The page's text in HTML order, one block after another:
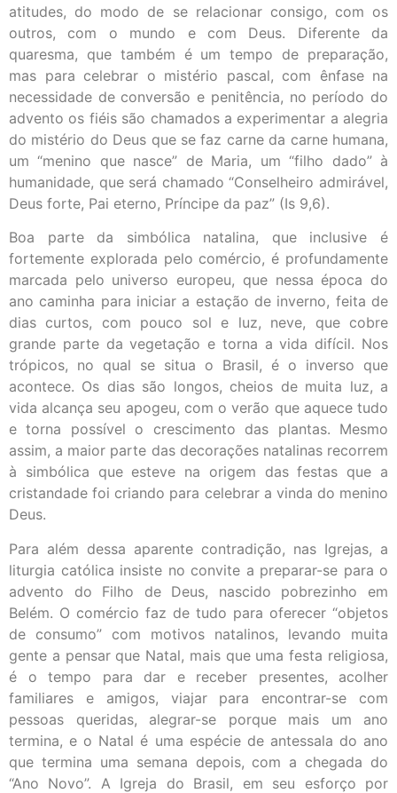
atitudes, do modo de se relacionar consigo, com os
outros, com o mundo e com Deus. Diferente da
quaresma, que também é um tempo de preparação,
mas para celebrar o mistério pascal, com ênfase na
necessidade de conversão e penitência, no período do
advento os fiéis são chamados a experimentar a alegria
do mistério do Deus que se faz carne da carne humana,
um “menino que nasce” de Maria, um “filho dado” à
humanidade, que será chamado “Conselheiro admirável,
Deus forte, Pai eterno, Príncipe da paz” (Is 9,6).
Boa parte da simbólica natalina, que inclusive é
fortemente explorada pelo comércio, é profundamente
marcada pelo universo europeu, que nessa época do
ano caminha para iniciar a estação de inverno, feita de
dias curtos, com pouco sol e luz, neve, que cobre
grande parte da vegetação e torna a vida difícil. Nos
trópicos, no qual se situa o Brasil, é o inverso que
acontece. Os dias são longos, cheios de muita luz, a
vida alcança seu apogeu, com o verão que aquece tudo
e torna possível o crescimento das plantas. Mesmo
assim, a maior parte das decorações natalinas recorrem
à simbólica que esteve na origem das festas que a
cristandade foi criando para celebrar a vinda do menino
Deus.
Para além dessa aparente contradição, nas Igrejas, a
liturgia católica insiste no convite a preparar-se para o
advento do Filho de Deus, nascido pobrezinho em
Belém. O comércio faz de tudo para oferecer “objetos
de consumo” com motivos natalinos, levando muita
gente a pensar que Natal, mais que uma festa religiosa,
é o tempo para dar e receber presentes, acolher
familiares e amigos, viajar para encontrar-se com
pessoas queridas, alegrar-se porque mais um ano
termina, e o Natal é uma espécie de antessala do ano
que termina uma semana depois, com a chegada do
“Ano Novo”. A Igreja do Brasil, em seu esforço por